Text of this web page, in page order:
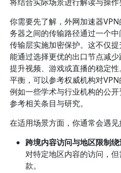
你需要先了解，外网加速器
务器之间的传输路径通过一个
传输层实施加密保护。这不仅
能通过选择更优的出口节点减
提升视频、游戏或直播的稳定
平衡，可以参考权威机构对
例如一些学术与行业机构的公
参考相关条目与研究。
在适用场景方面，你通常会遇见
跨境内容访问与地区限制绕
对特定地区内容的访问，
款。